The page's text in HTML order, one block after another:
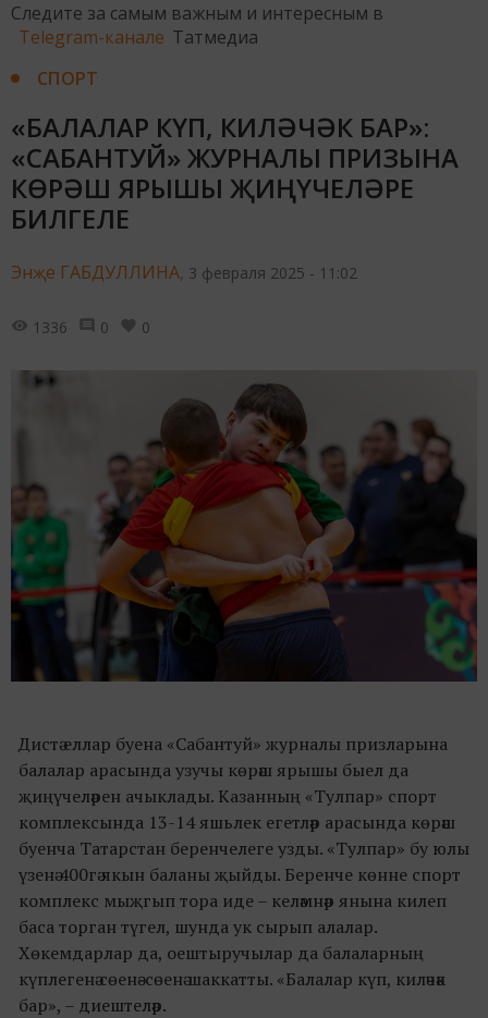
Следите за самым важным и интересным в
Telegram-канале Татмедиа
СПОРТ
«БАЛАЛАР КҮП, КИЛӘЧӘК БАР»:
«САБАНТУЙ» ЖУРНАЛЫ ПРИЗЫНА
КӨРӘШ ЯРЫШЫ ҖИҢҮЧЕЛӘРЕ
БИЛГЕЛЕ
Энҗе ГАБДУЛЛИНА, 3 февраля 2025 - 11:02
1336 0 0
Дистә еллар буена «Сабантуй» журналы призларына
балалар арасында узучы көрәш ярышы быел да
җиңүчеләрен ачыклады. Казанның «Тулпар» спорт
комплексында 13-14 яшьлек егетләр арасында көрәш
буенча Татарстан беренчелеге узды. «Тулпар» бу юлы
үзенә 400гә якын баланы җыйды. Беренче көнне спорт
комплекс мыҗгып тора иде – келәмнәр янына килеп
баса торган түгел, шунда ук сырып алалар.
Хөкемдарлар да, оештыручылар да балаларның
күплегенә сөенә-сөенә шаккатты. «Балалар күп, киләчәк
бар», – диештеләр.